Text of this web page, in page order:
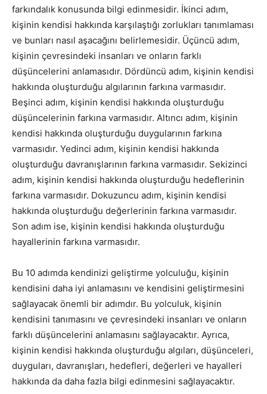
farkındalık konusunda bilgi edinmesidir. İkinci adım,
kişinin kendisi hakkında karşılaştığı zorlukları tanımlaması
ve bunları nasıl aşacağını belirlemesidir. Üçüncü adım,
kişinin çevresindeki insanları ve onların farklı
düşüncelerini anlamasıdır. Dördüncü adım, kişinin kendisi
hakkında oluşturduğu algılarının farkına varmasıdır.
Beşinci adım, kişinin kendisi hakkında oluşturduğu
düşüncelerinin farkına varmasıdır. Altıncı adım, kişinin
kendisi hakkında oluşturduğu duygularının farkına
varmasıdır. Yedinci adım, kişinin kendisi hakkında
oluşturduğu davranışlarının farkına varmasıdır. Sekizinci
adım, kişinin kendisi hakkında oluşturduğu hedeflerinin
farkına varmasıdır. Dokuzuncu adım, kişinin kendisi
hakkında oluşturduğu değerlerinin farkına varmasıdır.
Son adım ise, kişinin kendisi hakkında oluşturduğu
hayallerinin farkına varmasıdır.
Bu 10 adımda kendinizi geliştirme yolculuğu, kişinin
kendisini daha iyi anlamasını ve kendisini geliştirmesini
sağlayacak önemli bir adımdır. Bu yolculuk, kişinin
kendisini tanımasını ve çevresindeki insanları ve onların
farklı düşüncelerini anlamasını sağlayacaktır. Ayrıca,
kişinin kendisi hakkında oluşturduğu algıları, düşünceleri,
duyguları, davranışları, hedefleri, değerleri ve hayalleri
hakkında da daha fazla bilgi edinmesini sağlayacaktır.